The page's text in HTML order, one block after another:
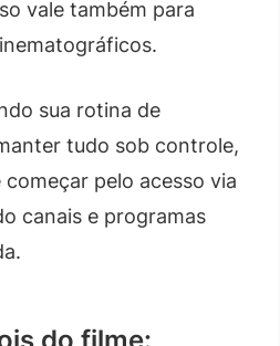
vale também para
sua rotina de
tudo sob controle,
pelo acesso via
canais e programas